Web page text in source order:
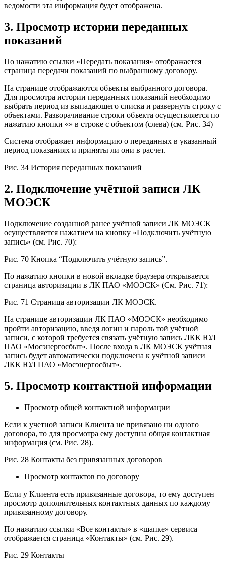
ведомости эта информация будет отображена.
3. Просмотр истории переданных
показаний
По нажатию ссылки «Передать показания» отображается
страница передачи показаний по выбранному договору.
На странице отображаются объекты выбранного договора.
Для просмотра истории переданных показаний необходимо
выбрать период из выпадающего списка и развернуть строку с
объектами. Разворачивание строки объекта осуществляется по
нажатию кнопки «» в строке с объектом (слева) (см. Рис. 34)
Система отображает информацию о переданных в указанный
период показаниях и приняты ли они в расчет.
Рис. 34 История переданных показаний
2. Подключение учётной записи ЛК
МОЭСК
Подключение созданной ранее учётной записи ЛК МОЭСК
осуществляется нажатием на кнопку «Подключить учётную
запись» (см. Рис. 70):
Рис. 70 Кнопка “Подключить учётную запись”.
По нажатию кнопки в новой вкладке браузера открывается
страница авторизации в ЛК ПАО «МОЭСК» (См. Рис. 71):
Рис. 71 Страница авторизации ЛК МОЭСК.
На странице авторизации ЛК ПАО «МОЭСК» необходимо
пройти авторизацию, введя логин и пароль той учётной
записи, с которой требуется связать учётную запись ЛКК ЮЛ
ПАО «Мосэнергосбыт». После входа в ЛК МОЭСК учётная
запись будет автоматически подключена к учётной записи
ЛКК ЮЛ ПАО «Мосэнергосбыт».
5. Просмотр контактной информации
Просмотр общей контактной информации
Если к учетной записи Клиента не привязано ни одного
договора, то для просмотра ему доступна общая контактная
информация (см. Рис. 28).
Рис. 28 Контакты без привязанных договоров
Просмотр контактов по договору
Если у Клиента есть привязанные договора, то ему доступен
просмотр дополнительных контактных данных по каждому
привязанному договору.
По нажатию ссылки «Все контакты» в «шапке» сервиса
отображается страница «Контакты» (см. Рис. 29).
Рис. 29 Контакты